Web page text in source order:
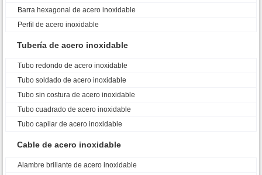
Barra hexagonal de acero inoxidable
Perfil de acero inoxidable
Tubería de acero inoxidable
Tubo redondo de acero inoxidable
Tubo soldado de acero inoxidable
Tubo sin costura de acero inoxidable
Tubo cuadrado de acero inoxidable
Tubo capilar de acero inoxidable
Cable de acero inoxidable
Alambre brillante de acero inoxidable